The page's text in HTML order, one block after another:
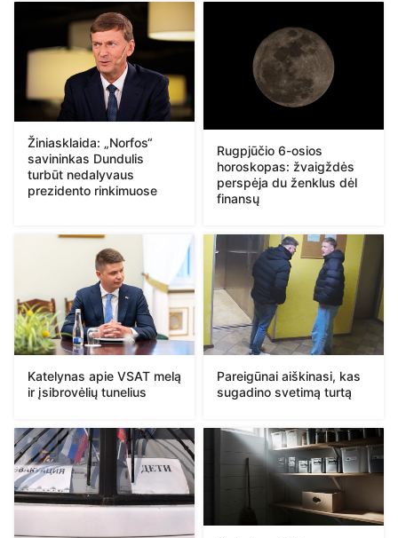
Žiniasklaida: „Norfos“
savininkas Dundulis
turbūt nedalyvaus
prezidento rinkimuose
Rugpjūčio 6-osios
horoskopas: žvaigždės
perspėja du ženklus dėl
finansų
Katelynas apie VSAT melą
ir įsibrovėlių tunelius
Pareigūnai aiškinasi, kas
sugadino svetimą turtą